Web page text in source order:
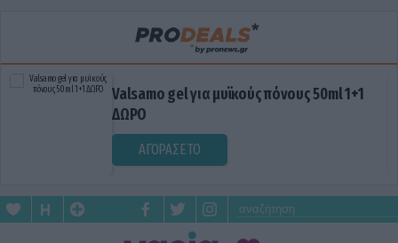
Valsamo gel για μυϊκούς πόνους 50ml 1+1
ΔΩΡΟ
ΑΓΟΡΑΣΕ ΤΟ